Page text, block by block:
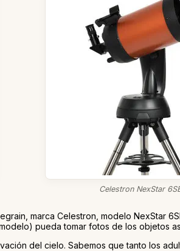
Celestron NexStar
marca Celestron, modelo NexStar
pueda tomar fotos de los objetos
del cielo. Sabemos que tanto los